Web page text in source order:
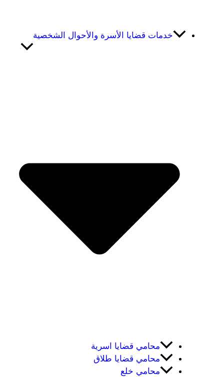
خدمات قضايا الأسرة والأحوال الشخصية
محامي قضايا اسرية
محامي قضايا طلاق
محامي خلع